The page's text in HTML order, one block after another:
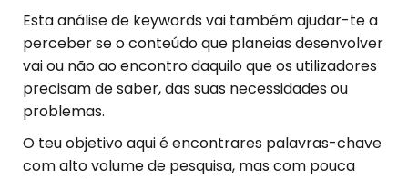
Esta análise de keywords vai também ajudar-te a
perceber se o conteúdo que planeias desenvolver
vai ou não ao encontro daquilo que os utilizadores
precisam de saber, das suas necessidades ou
problemas.
O teu objetivo aqui é encontrares palavras-chave
com alto volume de pesquisa, mas com pouca